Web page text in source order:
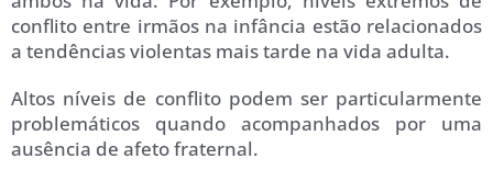
conflito entre irmãos na infância estão relacionados
a tendências violentas mais tarde na vida adulta.
Altos níveis de conflito podem ser particularmente
problemáticos quando acompanhados por uma
ausência de afeto fraternal.